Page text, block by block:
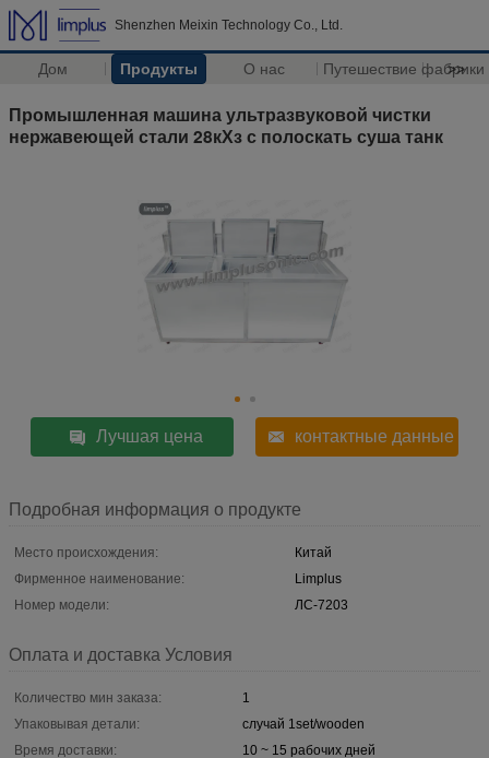
Shenzhen Meixin Technology Co., Ltd.
Дом Продукты О нас Путешествие фабрики
>>
Промышленная машина ультразвуковой чистки
нержавеющей стали 28кХз с полоскать суша танк
Лучшая цена контактные данные
Подробная информация о продукте
Место происхождения:
Китай
Фирменное наименование:
Limplus
Номер модели:
ЛС-7203
Оплата и доставка Условия
Количество мин заказа:
1
Упаковывая детали:
случай 1set/wooden
Время доставки:
10 ~ 15 рабочих дней